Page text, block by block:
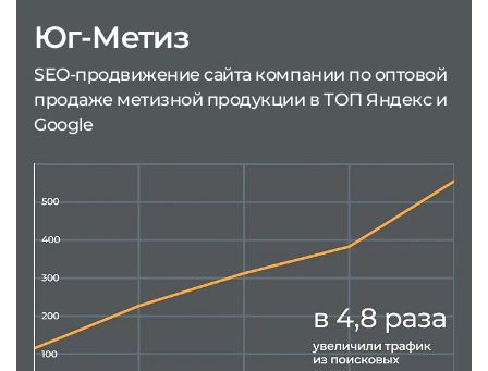
Юг-Метиз
SEO-продвижение сайта компании по оптовой
продаже метизной продукции в ТОП Яндекс и
Google